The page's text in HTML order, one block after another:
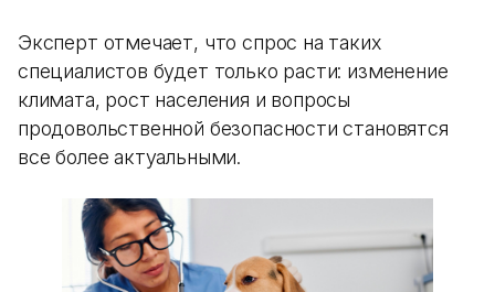
Эксперт отмечает, что спрос на таких
специалистов будет только расти: изменение
климата, рост населения и вопросы
продовольственной безопасности становятся
все более актуальными.